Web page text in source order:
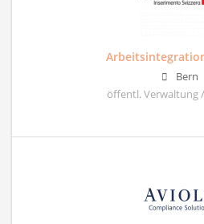
Bern
öffentl. Verwaltung